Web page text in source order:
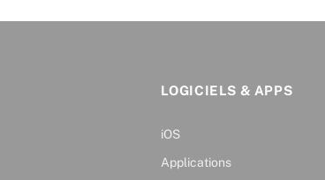
LOGICIELS & APPS
iOS
Applications